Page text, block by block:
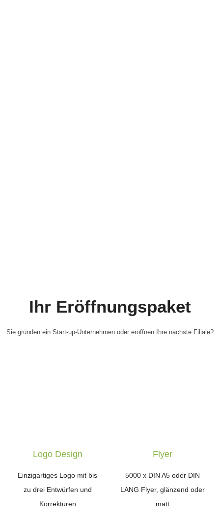
Ihr Eröffnungspaket
Sie gründen ein Start-up-Unternehmen oder eröffnen Ihre nächste Filiale?
Logo Design
Einzigartiges Logo mit bis
zu drei Entwürfen und
Korrekturen
Flyer
5000 x DIN A5 oder DIN
LANG Flyer, glänzend oder
matt